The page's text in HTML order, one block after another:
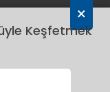
×
Keşfetmek